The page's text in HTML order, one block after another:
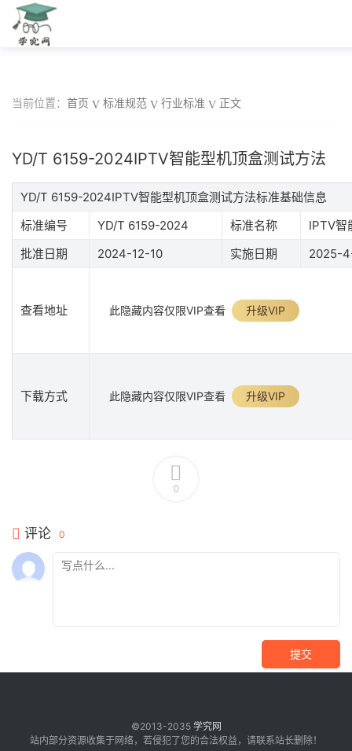
当前位置： 首页 标准规范 行业标准 正文
YD/T 6159-2024IPTV智能型机顶盒测试方法
YD/T 6159-2024IPTV智能型机顶盒测试方法标准基础信息
标准编号
YD/T 6159-2024 标准名称
IPTV智
批准日期
2024-12-10 实施日期 2025-
查看地址 此隐藏内容仅限VIP查看 升级VIP
下载方式 此隐藏内容仅限VIP查看 升级VIP
0
评论 0
提交
©2013-2035 学究网
站内部分资源收集于网络，若侵犯了您的合法权益，请联系站长删除！